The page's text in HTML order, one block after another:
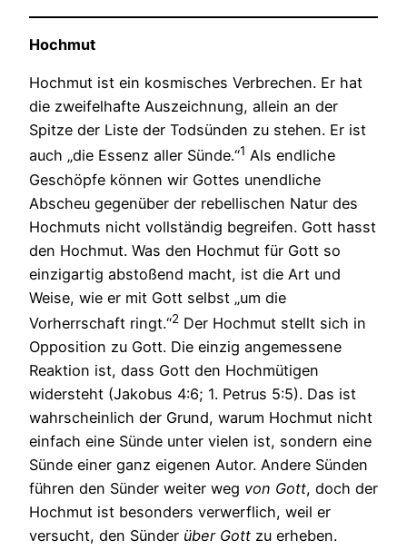
Hochmut
Hochmut ist ein kosmisches Verbrechen. Er hat
die zweifelhafte Auszeichnung, allein an der
Spitze der Liste der Todsünden zu stehen. Er ist
auch „die Essenz aller Sünde.“1 Als endliche
Geschöpfe können wir Gottes unendliche
Abscheu gegenüber der rebellischen Natur des
Hochmuts nicht vollständig begreifen. Gott hasst
den Hochmut. Was den Hochmut für Gott so
einzigartig abstoßend macht, ist die Art und
Weise, wie er mit Gott selbst „um die
Vorherrschaft ringt.“2 Der Hochmut stellt sich in
Opposition zu Gott. Die einzig angemessene
Reaktion ist, dass Gott den Hochmütigen
widersteht (Jakobus 4:6; 1. Petrus 5:5). Das ist
wahrscheinlich der Grund, warum Hochmut nicht
einfach eine Sünde unter vielen ist, sondern eine
Sünde einer ganz eigenen Autor. Andere Sünden
führen den Sünder weiter weg von Gott, doch der
Hochmut ist besonders verwerflich, weil er
versucht, den Sünder über Gott zu erheben.